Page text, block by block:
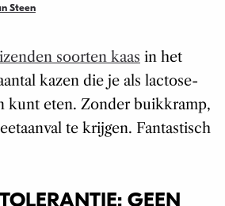
Steen
soorten kaas in het
kazen die je als lactose-
kunt eten. Zonder buikkramp,
te krijgen. Fantastisch
GEEN